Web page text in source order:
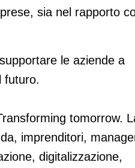
sia nel rapporto
le aziende a
futuro.
tomorrow.
imprenditori,
digitalizzazione,